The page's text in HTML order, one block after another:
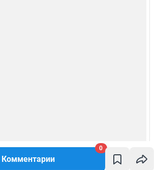
Комментарии
0